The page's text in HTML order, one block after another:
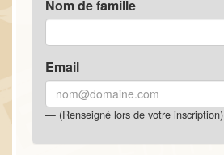
Nom de famille
Email
(Renseigné lors de votre inscription)